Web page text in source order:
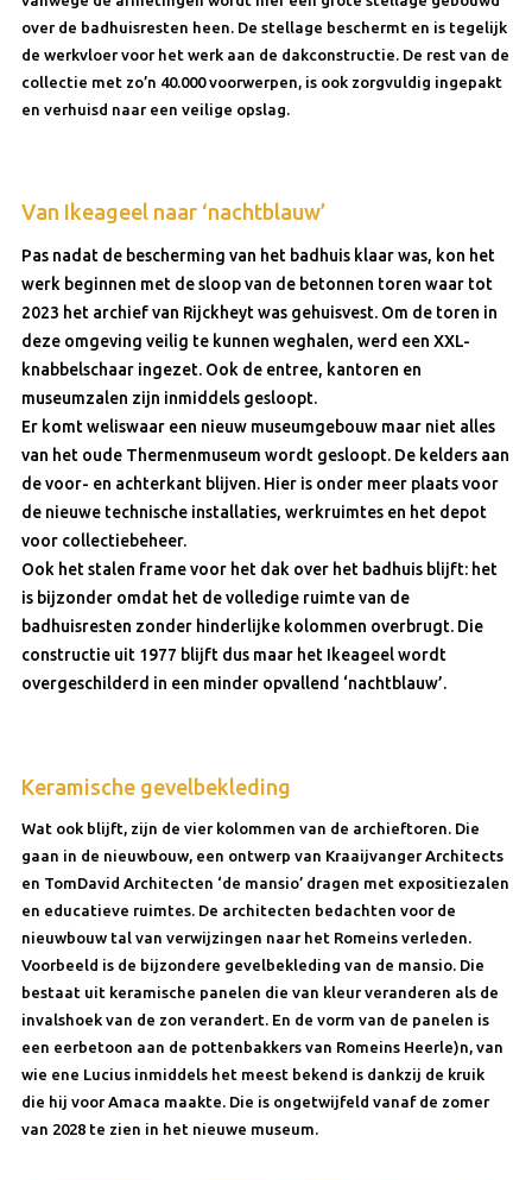
over de badhuisresten heen. De stellage beschermt en is tegelijk
de werkvloer voor het werk aan de dakconstructie. De rest van de
collectie met zo’n 40.000 voorwerpen, is ook zorgvuldig ingepakt
en verhuisd naar een veilige opslag.
Van Ikeageel naar ‘nachtblauw’
Pas nadat de bescherming van het badhuis klaar was, kon het
werk beginnen met de sloop van de betonnen toren waar tot
2023 het archief van Rijckheyt was gehuisvest. Om de toren in
deze omgeving veilig te kunnen weghalen, werd een XXL-
knabbelschaar ingezet. Ook de entree, kantoren en
museumzalen zijn inmiddels gesloopt.
Er komt weliswaar een nieuw museumgebouw maar niet alles
van het oude Thermenmuseum wordt gesloopt. De kelders aan
de voor- en achterkant blijven. Hier is onder meer plaats voor
de nieuwe technische installaties, werkruimtes en het depot
voor collectiebeheer.
Ook het stalen frame voor het dak over het badhuis blijft: het
is bijzonder omdat het de volledige ruimte van de
badhuisresten zonder hinderlijke kolommen overbrugt. Die
constructie uit 1977 blijft dus maar het Ikeageel wordt
overgeschilderd in een minder opvallend ‘nachtblauw’.
Keramische gevelbekleding
Wat ook blijft, zijn de vier kolommen van de archieftoren. Die
gaan in de nieuwbouw, een ontwerp van Kraaijvanger Architects
en TomDavid Architecten ‘de mansio’ dragen met expositiezalen
en educatieve ruimtes. De architecten bedachten voor de
nieuwbouw tal van verwijzingen naar het Romeins verleden.
Voorbeeld is de bijzondere gevelbekleding van de mansio. Die
bestaat uit keramische panelen die van kleur veranderen als de
invalshoek van de zon verandert. En de vorm van de panelen is
een eerbetoon aan de pottenbakkers van Romeins Heerle)n, van
wie ene Lucius inmiddels het meest bekend is dankzij de kruik
die hij voor Amaca maakte. Die is ongetwijfeld vanaf de zomer
van 2028 te zien in het nieuwe museum.